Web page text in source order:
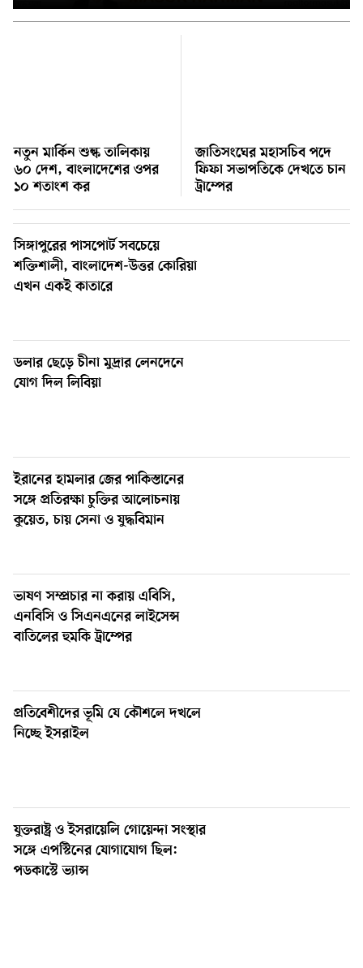
হাসান
১৪
ওয়ান
মুক্তিযোদ্ধাদের তালিকা তৈরিতে সহযোগিতায় আগ্রহী যুক্তরাষ্ট্র
নিউইয়র্কে বড়লেখাবাসীর মিলনমেলা বড়লেখা সামাজিক ও
সাংস্কৃতিক সমিতির বার্ষিক বনভোজন
১৮
যুক্তরাষ্ট্রের শ্রেণিকক্ষে রোবট শিক্ষক আনার সিদ্ধান্তে ক্ষুব্ধ
২০
নতুন মার্কিন শুল্ক তালিকায়
৬০ দেশ, বাংলাদেশের ওপর
১০ শতাংশ কর
জাতিসংঘের মহাসচিব পদে
ফিফা সভাপতিকে দেখতে চান
ট্রাম্পের
সিঙ্গাপুরের পাসপোর্ট সবচেয়ে
শক্তিশালী, বাংলাদেশ-উত্তর কোরিয়া
এখন একই কাতারে
ডলার ছেড়ে চীনা মুদ্রার লেনদেনে
যোগ দিল লিবিয়া
ইরানের হামলার জের পাকিস্তানের
সঙ্গে প্রতিরক্ষা চুক্তির আলোচনায়
কুয়েত, চায় সেনা ও যুদ্ধবিমান
ভাষণ সম্প্রচার না করায় এবিসি,
এনবিসি ও সিএনএনের লাইসেন্স
বাতিলের হুমকি ট্রাম্পের
প্রতিবেশীদের ভূমি যে কৌশলে দখলে
নিচ্ছে ইসরাইল
যুক্তরাষ্ট্র ও ইসরায়েলি গোয়েন্দা সংস্থার
সঙ্গে এপস্টিনের যোগাযোগ ছিল:
পডকাস্টে ভ্যান্স